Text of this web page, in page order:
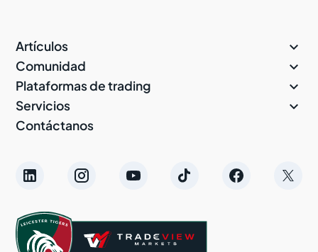
Artículos 
Comunidad 
Plataformas de trading 
Servicios 
Contáctanos